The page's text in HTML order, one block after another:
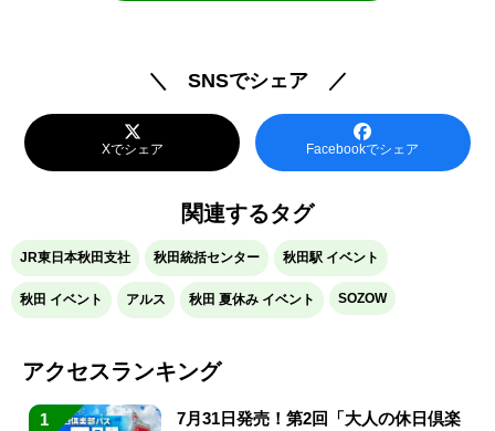
＼ SNSでシェア ／
Xでシェア Facebookでシェア
関連するタグ
JR東日本秋田支社 秋田統括センター 秋田駅 イベント
秋田 イベント アルス 秋田 夏休み イベント SOZOW
アクセスランキング
1
7月31日発売！第2回「大人の休日倶楽